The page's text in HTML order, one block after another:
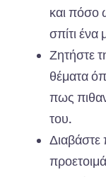
και πόσο
σπίτι
Ζητήστε
θέματα
πως
του.
Διαβάστε